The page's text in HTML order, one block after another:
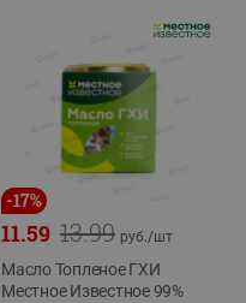
-17%
13.99
11.59 руб./шт
Масло Топленое ГХИ
Местное Известное 99%